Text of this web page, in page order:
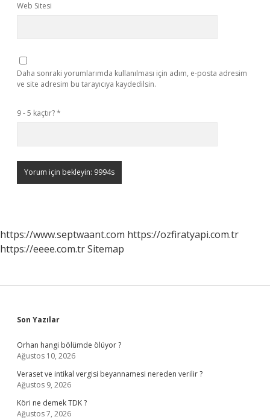
Web Sitesi
Daha sonraki yorumlarımda kullanılması için adım, e-posta adresim
ve site adresim bu tarayıcıya kaydedilsin.
9 - 5 kaçtır?*
https://www.septwaant.com https://ozfiratyapi.com.tr
https://eeee.com.trSitemap
Sidebar
Son Yazılar
Orhan hangi bölümde ölüyor ?
Ağustos 10, 2026
Veraset ve intikal vergisi beyannamesi nereden verilir ?
Ağustos 9, 2026
Köri ne demek TDK ?
Ağustos 7, 2026